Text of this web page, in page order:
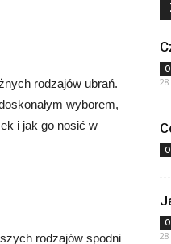
rodzajów ubrań.
wyborem,
i jak go nosić w
rodzajów spodni